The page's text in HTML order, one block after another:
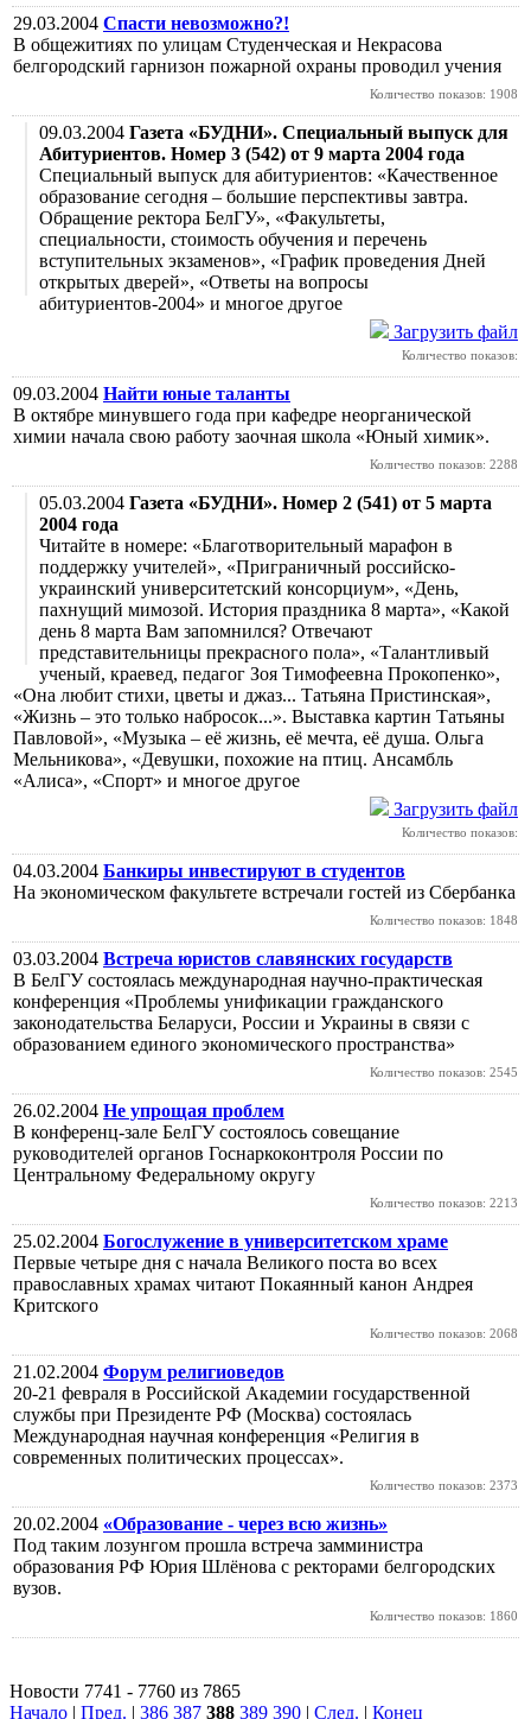
29.03.2004 Спасти невозможно?!
В общежитиях по улицам Студенческая и Некрасова
белгородский гарнизон пожарной охраны проводил учения
Количество показов: 1908
09.03.2004 Газета «БУДНИ». Специальный выпуск для
Абитуриентов. Номер 3 (542) от 9 марта 2004 года
Специальный выпуск для абитуриентов: «Качественное
образование сегодня – большие перспективы завтра.
Обращение ректора БелГУ», «Факультеты,
специальности, стоимость обучения и перечень
вступительных экзаменов», «График проведения Дней
открытых дверей», «Ответы на вопросы
абитуриентов-2004» и многое другое
Загрузить файл
Количество показов:
09.03.2004 Найти юные таланты
В октябре минувшего года при кафедре неорганической
химии начала свою работу заочная школа «Юный химик».
Количество показов: 2288
05.03.2004 Газета «БУДНИ». Номер 2 (541) от 5 марта
2004 года
Читайте в номере: «Благотворительный марафон в
поддержку учителей», «Приграничный российско-
украинский университетский консорциум», «День,
пахнущий мимозой. История праздника 8 марта», «Какой
день 8 марта Вам запомнился? Отвечают
представительницы прекрасного пола», «Талантливый
ученый, краевед, педагог Зоя Тимофеевна Прокопенко»,
«Она любит стихи, цветы и джаз... Татьяна Пристинская»,
«Жизнь – это только набросок...». Выставка картин Татьяны
Павловой», «Музыка – её жизнь, её мечта, её душа. Ольга
Мельникова», «Девушки, похожие на птиц. Ансамбль
«Алиса», «Спорт» и многое другое
Загрузить файл
Количество показов:
04.03.2004 Банкиры инвестируют в студентов
На экономическом факультете встречали гостей из Сбербанка
Количество показов: 1848
03.03.2004 Встреча юристов славянских государств
В БелГУ состоялась международная научно-практическая
конференция «Проблемы унификации гражданского
законодательства Беларуси, России и Украины в связи с
образованием единого экономического пространства»
Количество показов: 2545
26.02.2004 Не упрощая проблем
В конференц-зале БелГУ состоялось совещание
руководителей органов Госнаркоконтроля России по
Центральному Федеральному округу
Количество показов: 2213
25.02.2004 Богослужение в университетском храме
Первые четыре дня с начала Великого поста во всех
православных храмах читают Покаянный канон Андрея
Критского
Количество показов: 2068
21.02.2004 Форум религиоведов
20-21 февраля в Российской Академии государственной
службы при Президенте РФ (Москва) состоялась
Международная научная конференция «Религия в
современных политических процессах».
Количество показов: 2373
20.02.2004 «Образование - через всю жизнь»
Под таким лозунгом прошла встреча замминистра
образования РФ Юрия Шлёнова с ректорами белгородских
вузов.
Количество показов: 1860
Новости 7741 - 7760 из 7865
Начало | Пред. | 386 387 388 389 390 | След. | Конец